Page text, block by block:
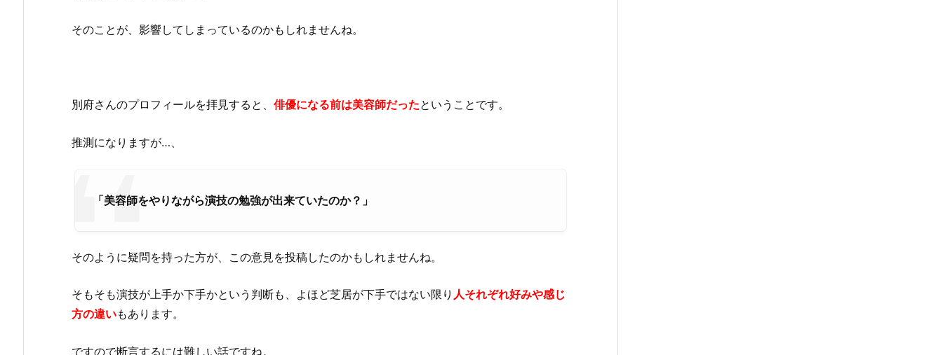
そのことが、影響してしまっているのかもしれませんね。
別府さんのプロフィールを拝見すると、 俳優になる前は美容師だったということです。
推測になりますが…、
「美容師をやりながら演技の勉強が出来ていたのか？」
そのように疑問を持った方が、この意見を投稿したのかもしれませんね。
そもそも演技が上手か下手かという判断も、よほど芝居が下手ではない限り 人それぞれ好みや感じ
方の違いもあります。
ですので断言するには難しい話ですね。